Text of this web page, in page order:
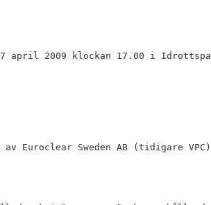
27 april 2009 klockan 17.00 i
Euroclear Sweden AB (tidigare